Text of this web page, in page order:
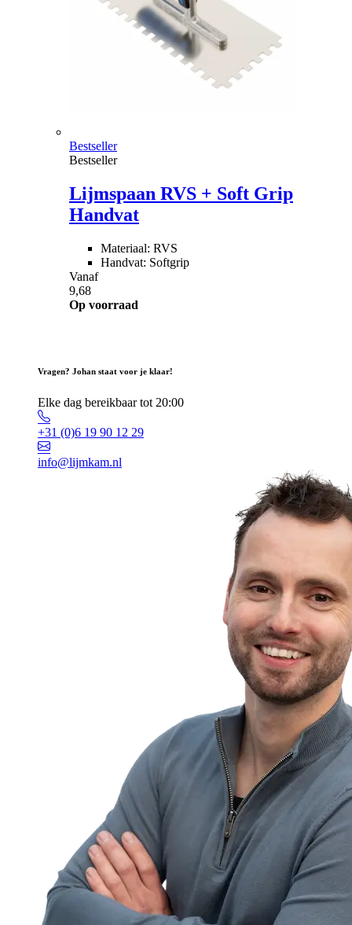
Bestseller
Bestseller
Lijmspaan RVS + Soft Grip
Handvat
Materiaal: RVS
Handvat: Softgrip
Vanaf
9,68
Op voorraad
Vragen? Johan staat voor je klaar!
Elke dag bereikbaar tot 20:00
+31 (0)6 19 90 12 29
info@lijmkam.nl